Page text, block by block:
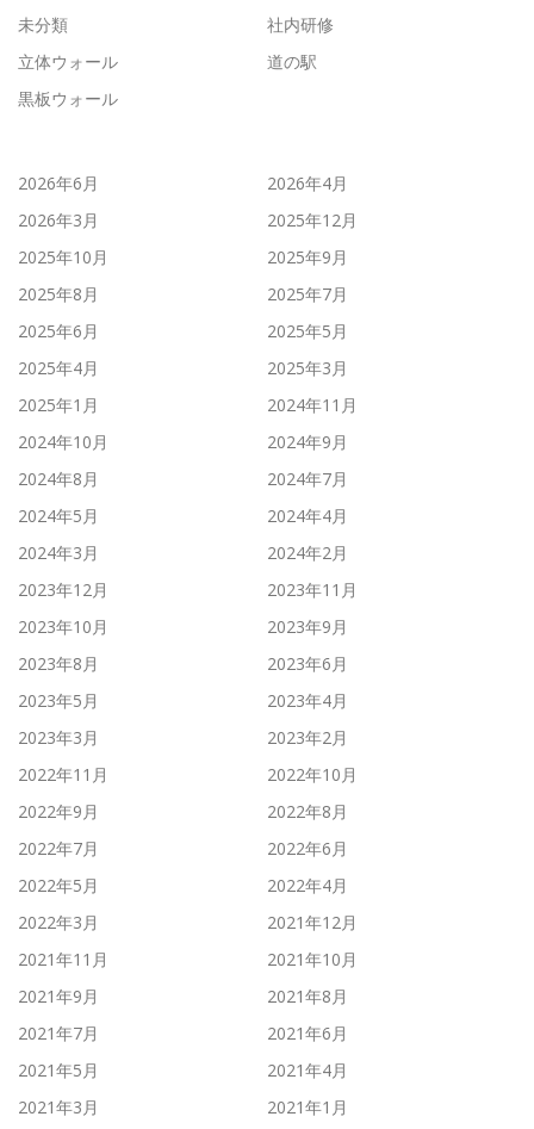
未分類
社内研修
立体ウォール
道の駅
黒板ウォール
2026年6月
2026年4月
2026年3月
2025年12月
2025年10月
2025年9月
2025年8月
2025年7月
2025年6月
2025年5月
2025年4月
2025年3月
2025年1月
2024年11月
2024年10月
2024年9月
2024年8月
2024年7月
2024年5月
2024年4月
2024年3月
2024年2月
2023年12月
2023年11月
2023年10月
2023年9月
2023年8月
2023年6月
2023年5月
2023年4月
2023年3月
2023年2月
2022年11月
2022年10月
2022年9月
2022年8月
2022年7月
2022年6月
2022年5月
2022年4月
2022年3月
2021年12月
2021年11月
2021年10月
2021年9月
2021年8月
2021年7月
2021年6月
2021年5月
2021年4月
2021年3月
2021年1月